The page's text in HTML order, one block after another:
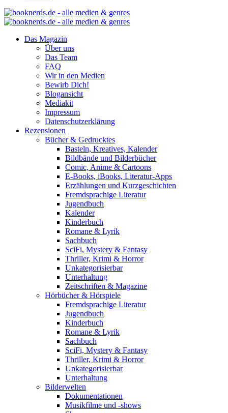
Das Magazin
Über uns
Das Team
FAQ
Wir in den Medien
Bewirb Dich!
Blogansicht
Mediakit
Impressum
Datenschutzerklärung
Rezensionen
Bücher & Gedrucktes
Basteln, Kreatives, Kalender
Bildbände und Bilderbücher
Comic, Anime & Cartoons
E-Books, iBooks, Literatur-Apps
Erzählungen und Kurzgeschichten
Fremdsprachige Literatur
Jugendbuch
Kalender
Kinderbuch
Romane & Lyrik
Sachbuch
SciFi, Mystery & Fantasy
Thriller, Krimi & Horror
Unkategorisierbar
Unterhaltung
Zeitschriften & Magazine
Hörbücher & Hörspiele
Fremdsprachige Literatur
Jugendbuch
Kinderbuch
Romane & Lyrik
Sachbuch
SciFi, Mystery & Fantasy
Thriller, Krimi & Horror
Unkategorisierbar
Unterhaltung
Bilderwelten
Dokumentationen
Musikfilme und -shows